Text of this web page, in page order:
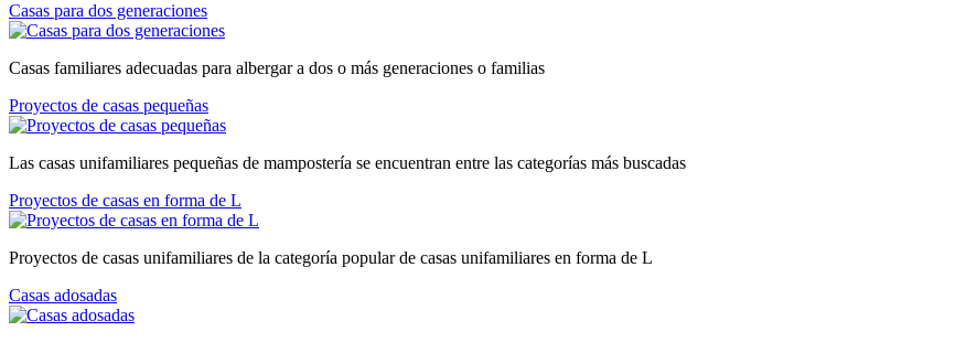
Casas para dos generaciones
Casas familiares adecuadas para albergar a dos o más generaciones o familias
Proyectos de casas pequeñas
Las casas unifamiliares pequeñas de mampostería se encuentran entre las categorías más buscadas
Proyectos de casas en forma de L
Proyectos de casas unifamiliares de la categoría popular de casas unifamiliares en forma de L
Casas adosadas